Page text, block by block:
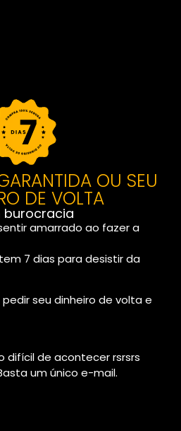
OU SEU
DE VOLTA
burocracia
amarrado ao fazer a
7 dias para desistir da
seu dinheiro de volta e
difícil de acontecer rsrsrs
um único e-mail.